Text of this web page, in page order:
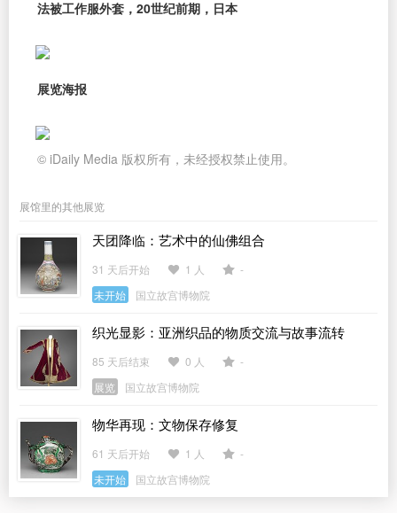
法被工作服外套，20世纪前期，日本
展览海报
© iDaily Media 版权所有，未经授权禁止使用。
展馆里的其他展览
天团降临：艺术中的仙佛组合
31 天后开始 1 人
-
未开始
国立故宫博物院
织光显影：亚洲织品的物质交流与故事流转
85 天后结束 0 人
-
展览
国立故宫博物院
物华再现：文物保存修复
61 天后开始 1 人
-
未开始
国立故宫博物院